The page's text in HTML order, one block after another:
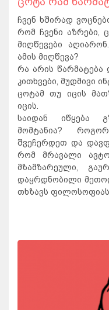
ჩვენ ხშირად
რომ ჩვენი აზრები,
მიღწევები
ამის მიღწევა?
რა არის
კითხვები, მუდმივი
ცოტამ თუ იცის
იცის.
საიდან იწყება
მომტანია?
შვეჩერდეთ და
რომ მრავალი
მზამზარეული,
დაყრდნობილი
თხზავს